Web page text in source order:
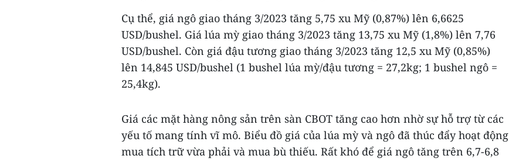
Cụ thể, giá ngô giao tháng 3/2023 tăng 5,75 xu Mỹ (0,87%) lên 6,6625
USD/bushel. Giá lúa mỳ giao tháng 3/2023 tăng 13,75 xu Mỹ (1,8%) lên 7,76
USD/bushel. Còn giá đậu tương giao tháng 3/2023 tăng 12,5 xu Mỹ (0,85%)
lên 14,845 USD/bushel (1 bushel lúa mỳ/đậu tương = 27,2kg; 1 bushel ngô =
25,4kg).
Giá các mặt hàng nông sản trên sàn CBOT tăng cao hơn nhờ sự hỗ trợ từ các
yếu tố mang tính vĩ mô. Biểu đồ giá của lúa mỳ và ngô đã thúc đẩy hoạt động
mua tích trữ vừa phải và mua bù thiếu. Rất khó để giá ngô tăng trên 6,7-6,8